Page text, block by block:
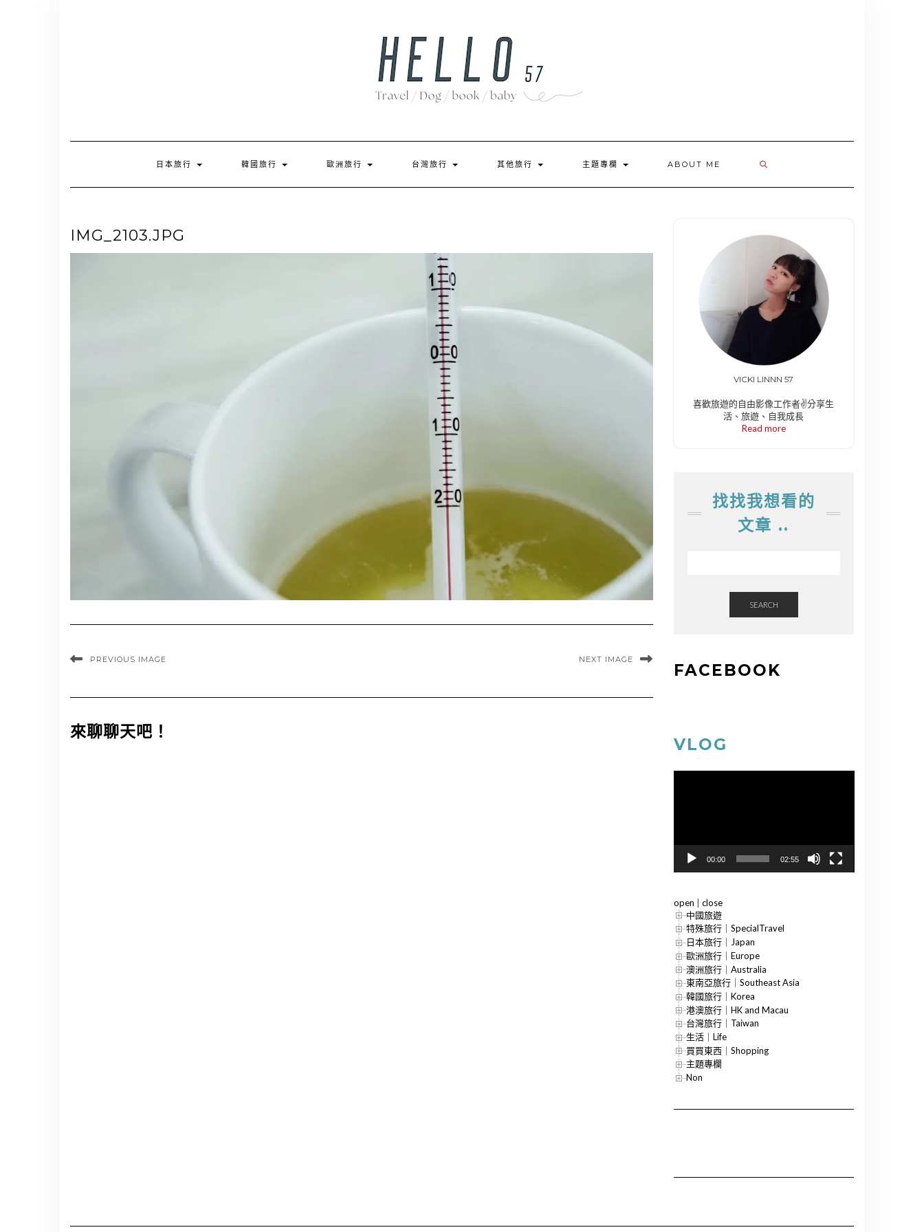
日本旅行 韓國旅行 歐洲旅行 台灣旅行 其他旅行 主題專欄 ABOUT ME
IMG_2103.JPG
PREVIOUS IMAGE NEXT IMAGE
來聊聊天吧！
VICKI LINNN 57
喜歡旅遊的自由影像工作者✌️分享生
活、旅遊、自我成長
Read more
找找我想看的
文章 ..
SEARCH
FACEBOOK
VLOG
00:00 02:55
open
close
中國旅遊
特殊旅行｜SpecialTravel
日本旅行｜Japan
歐洲旅行｜Europe
澳洲旅行｜Australia
東南亞旅行｜Southeast Asia
韓國旅行｜Korea
港澳旅行｜HK and Macau
台灣旅行｜Taiwan
生活｜Life
買買東西｜Shopping
主題專欄
Non